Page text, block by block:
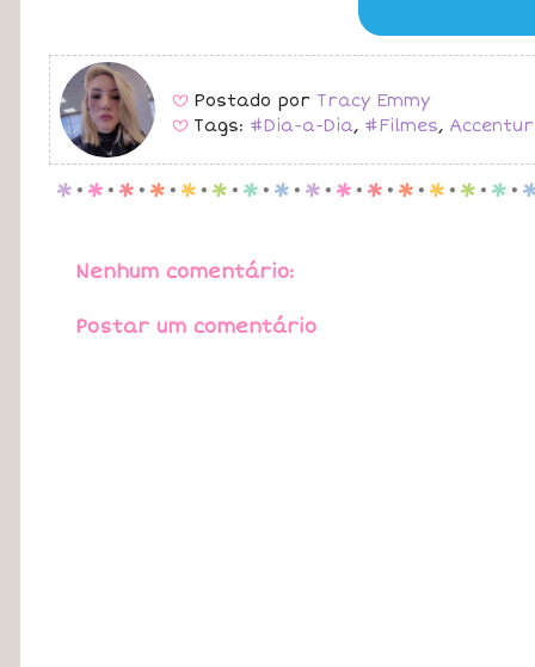
B Postado por Tracy Emmy
B Tags: #Dia-a-Dia, #Filmes,
p . p . p . p . p . p . p . p . p . p . p . p . p . p . p .
Nenhum comentário:
Postar um comentário